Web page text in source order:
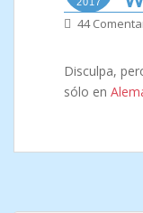
44
Disculpa,
sólo en